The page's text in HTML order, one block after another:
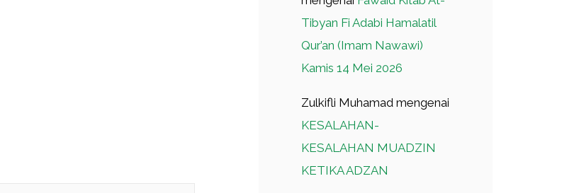
Tibyan Fi Adabi Hamalatil
Qur’an (Imam Nawawi)
Kamis 14 Mei 2026
Zulkifli Muhamad mengenai
KESALAHAN-
KESALAHAN MUADZIN
KETIKA ADZAN